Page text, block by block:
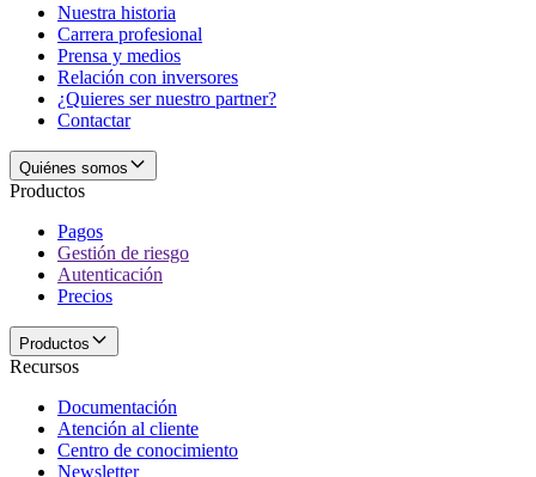
Nuestra historia
Carrera profesional
Prensa y medios
Relación con inversores
¿Quieres ser nuestro partner?
Contactar
Quiénes somos
Productos
Pagos
Gestión de riesgo
Autenticación
Precios
Productos
Recursos
Documentación
Atención al cliente
Centro de conocimiento
Newsletter